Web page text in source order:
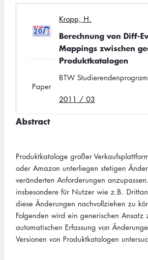
Kropp, H.
Berechnung von Diff-
Mappings zwischen
Produktkatalogen
BTW
2011 / 03
Paper
Abstract
Produktkataloge großer
oder Amazon unterliegen stetigen
veränderten Anforderungen
insbesondere für Nutzer wie z.B.
diese Änderungen nachvollziehen zu
Folgenden wird ein generischen Ansatz
automatischen Erfassung von
Versionen von Produktkatalogen